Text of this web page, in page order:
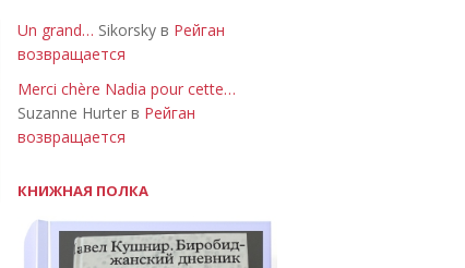
Un grand… Sikorsky в Рейган
возвращается
Merci chère Nadia pour cette…
Suzanne Hurter в Рейган
возвращается
КНИЖНАЯ ПОЛКА